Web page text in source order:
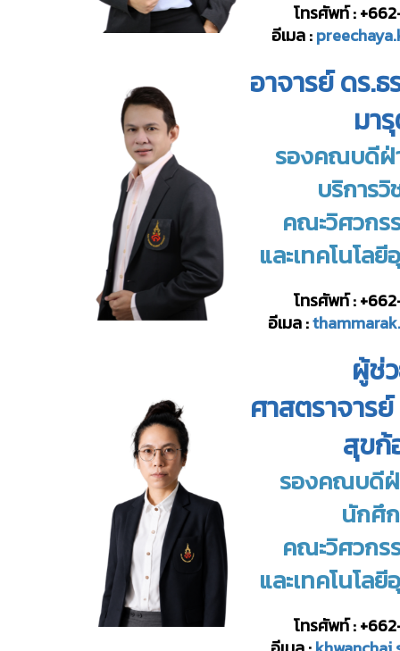
โทรศัพท์ :
อีเมล :
อาจารย์ ดร.
มา
รองคณบดีฝ่
บริการวิ
คณะวิศวกร
และเทคโนโล
โทรศัพท์ :
อีเมล :
ผู้ช่
ศาสตราจารย์
สุขก้
รองคณบดี
นักศึ
คณะวิศวกร
และเทคโนโล
โทรศัพท์ :